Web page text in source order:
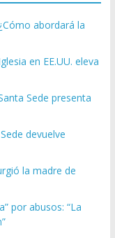
abordará la
en EE.UU. eleva
Sede presenta
devuelve
la madre de
por abusos: “La